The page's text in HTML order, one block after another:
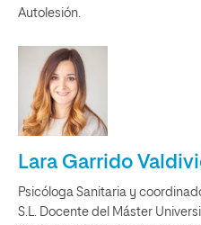
Autolesión.
Lara Garrido
Psicóloga Sanitaria y
S.L. Docente del Máster